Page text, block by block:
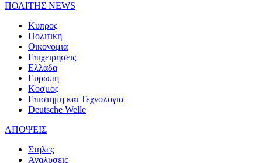
ΠΟΛΙΤΗΣ NEWS
Κυπρος
Πολιτικη
Οικονομια
Επιχειρησεις
Ελλαδα
Ευρωπη
Κοσμος
Επιστημη και Τεχνολογια
Deutsche Welle
ΑΠΟΨΕΙΣ
Στηλες
Αναλυσεις